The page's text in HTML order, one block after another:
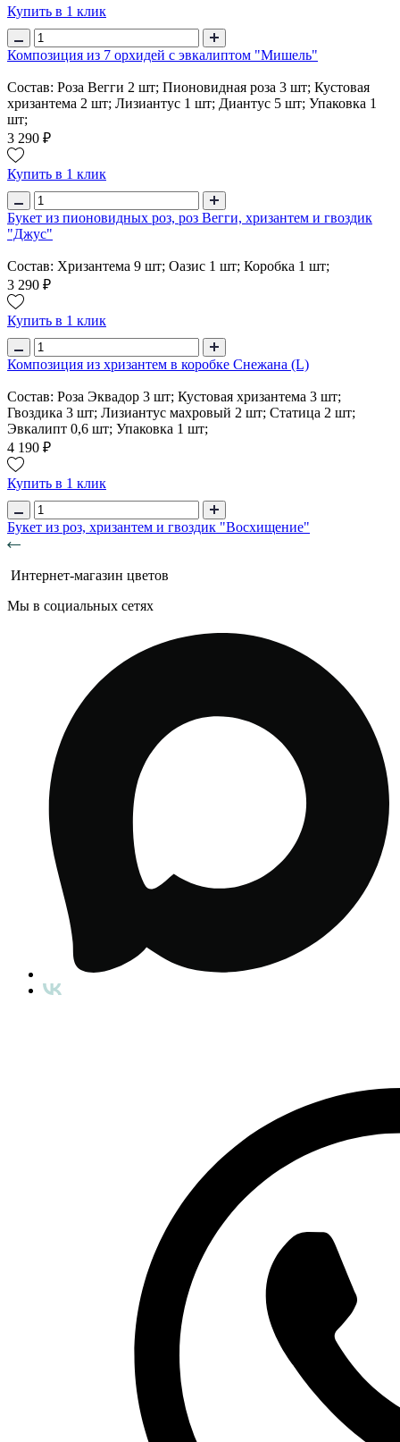
Купить в 1 клик
Композиция из 7 орхидей с эвкалиптом "Мишель"
Состав: Роза Вегги 2 шт; Пионовидная роза 3 шт; Кустовая
хризантема 2 шт; Лизиантус 1 шт; Диантус 5 шт; Упаковка 1
шт;
3 290 ₽
Купить в 1 клик
Букет из пионовидных роз, роз Вегги, хризантем и гвоздик
"Джус"
Состав: Хризантема 9 шт; Оазис 1 шт; Коробка 1 шт;
3 290 ₽
Купить в 1 клик
Композиция из хризантем в коробке Снежана (L)
Состав: Роза Эквадор 3 шт; Кустовая хризантема 3 шт;
Гвоздика 3 шт; Лизиантус махровый 2 шт; Статица 2 шт;
Эвкалипт 0,6 шт; Упаковка 1 шт;
4 190 ₽
Купить в 1 клик
Букет из роз, хризантем и гвоздик "Восхищение"
Интернет-магазин цветов
Мы в социальных сетях